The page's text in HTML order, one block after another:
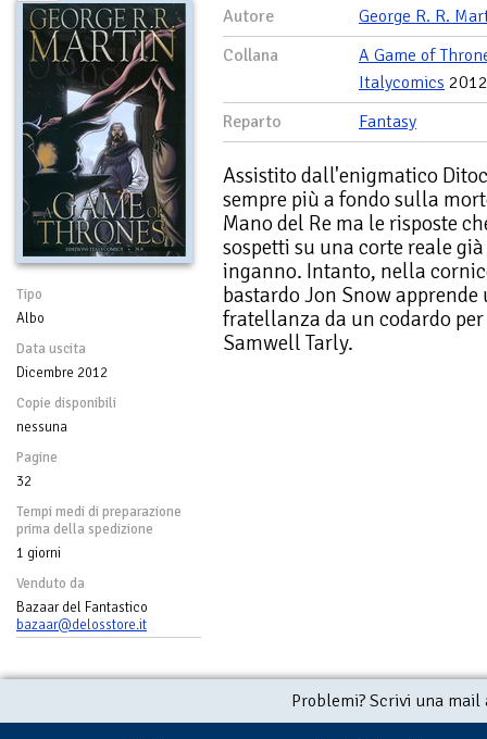
Tipo
Albo
Data uscita
Dicembre 2012
Copie disponibili
nessuna
Pagine
32
Tempi medi di preparazione
prima della spedizione
1 giorni
Venduto da
Bazaar del Fantastico
bazaar@delosstore.it
Autore
George R. R.
Collana
A Game of
Italycomics 2012
Reparto
Fantasy
Assistito dall'enigmatico
sempre più a fondo sulla
Mano del Re ma le risposte
sospetti su una corte reale
inganno. Intanto, nella
bastardo Jon Snow
fratellanza da un codardo
Samwell Tarly.
Problemi? Scrivi una